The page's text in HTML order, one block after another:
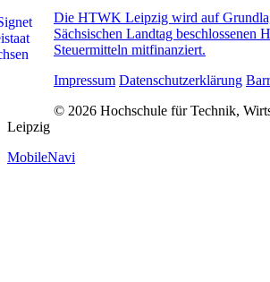
Die HTWK Leipzig wird auf
Sächsischen Landtag beschlossenen
Steuermitteln mitfinanziert.
Impressum Datenschutzerklärung
© 2026 Hochschule für Technik,
Leipzig
MobileNavi